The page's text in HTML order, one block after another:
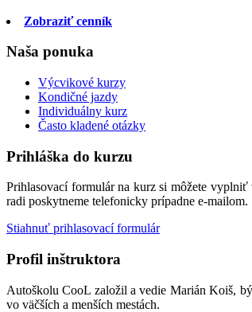
Zobraziť cenník
Naša ponuka
Výcvikové kurzy
Kondičné jazdy
Individuálny kurz
Často kladené otázky
Prihláška do kurzu
Prihlasovací formulár na kurz si môžete
radi poskytneme telefonicky prípadne e-mailom.
Stiahnuť prihlasovací formulár
Profil inštruktora
Autoškolu CooL založil a vedie Marián Koiš,
vo väčších a menších mestách.